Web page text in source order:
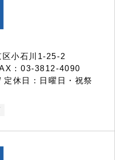
小石川1-25-2
：03-3812-4090
休日：日曜日・祝祭